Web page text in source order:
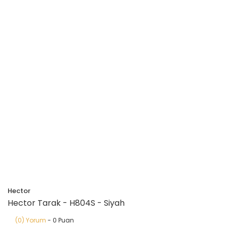
Hector
Hector Tarak - H804S - Siyah
(0) Yorum - 0 Puan